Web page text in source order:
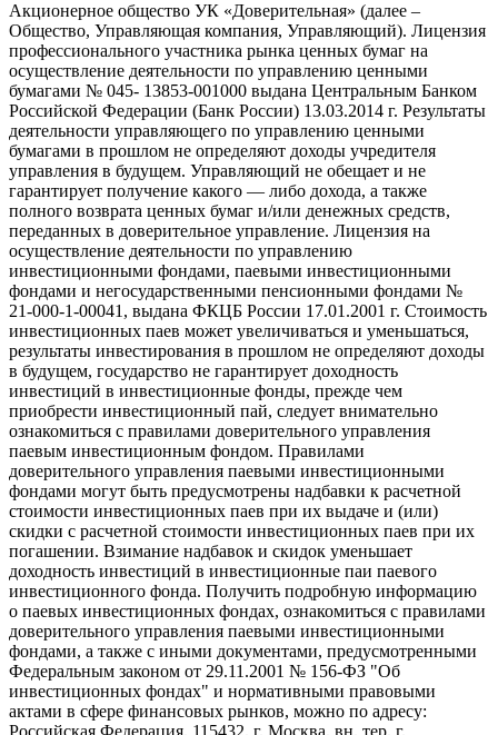
Акционерное общество УК «Доверительная» (далее –
Общество, Управляющая компания, Управляющий). Лицензия
профессионального участника рынка ценных бумаг на
осуществление деятельности по управлению ценными
бумагами № 045- 13853-001000 выдана Центральным Банком
Российской Федерации (Банк России) 13.03.2014 г. Результаты
деятельности управляющего по управлению ценными
бумагами в прошлом не определяют доходы учредителя
управления в будущем. Управляющий не обещает и не
гарантирует получение какого — либо дохода, а также
полного возврата ценных бумаг и/или денежных средств,
переданных в доверительное управление. Лицензия на
осуществление деятельности по управлению
инвестиционными фондами, паевыми инвестиционными
фондами и негосударственными пенсионными фондами №
21-000-1-00041, выдана ФКЦБ России 17.01.2001 г. Стоимость
инвестиционных паев может увеличиваться и уменьшаться,
результаты инвестирования в прошлом не определяют доходы
в будущем, государство не гарантирует доходность
инвестиций в инвестиционные фонды, прежде чем
приобрести инвестиционный пай, следует внимательно
ознакомиться с правилами доверительного управления
паевым инвестиционным фондом. Правилами
доверительного управления паевыми инвестиционными
фондами могут быть предусмотрены надбавки к расчетной
стоимости инвестиционных паев при их выдаче и (или)
скидки с расчетной стоимости инвестиционных паев при их
погашении. Взимание надбавок и скидок уменьшает
доходность инвестиций в инвестиционные паи паевого
инвестиционного фонда. Получить подробную информацию
о паевых инвестиционных фондах, ознакомиться с правилами
доверительного управления паевыми инвестиционными
фондами, а также с иными документами, предусмотренными
Федеральным законом от 29.11.2001 № 156-ФЗ "Об
инвестиционных фондах" и нормативными правовыми
актами в сфере финансовых рынков, можно по адресу: